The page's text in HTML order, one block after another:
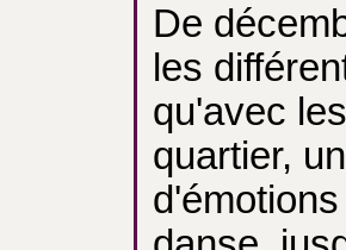
De
les
qu'avec
quartier,